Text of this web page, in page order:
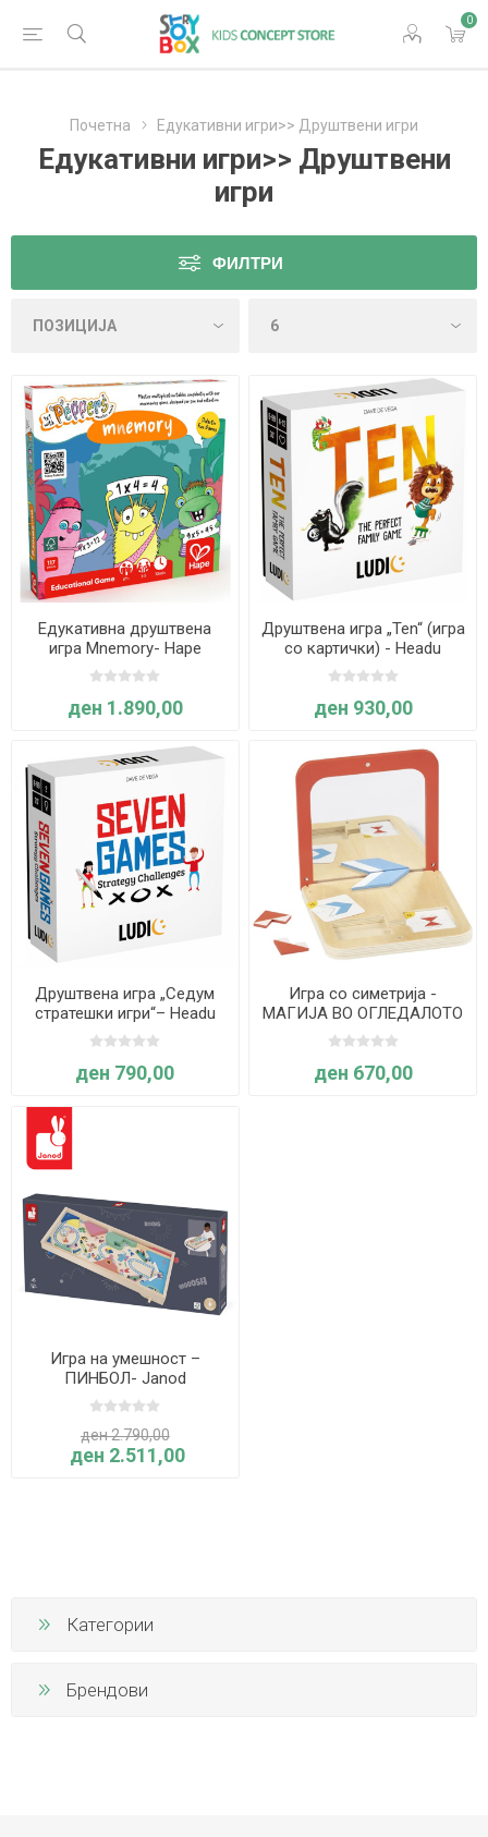
0
Почетна Едукативни игри>> Друштвени игри
Едукативни игри>> Друштвени
игри
ФИЛТРИ
Едукативна друштвена
игра Mnemory- Hape
ден 1.890,00
Друштвена игра „Ten“ (игра
со картички) - Headu
ден 930,00
Друштвена игра „Седум
стратешки игри“– Headu
ден 790,00
Игра со симетрија -
МАГИЈА ВО ОГЛЕДАЛОТО
- Goki
ден 670,00
Игра на умешност –
ПИНБОЛ- Janod
ден 2.790,00
ден 2.511,00
Категории
Брендови